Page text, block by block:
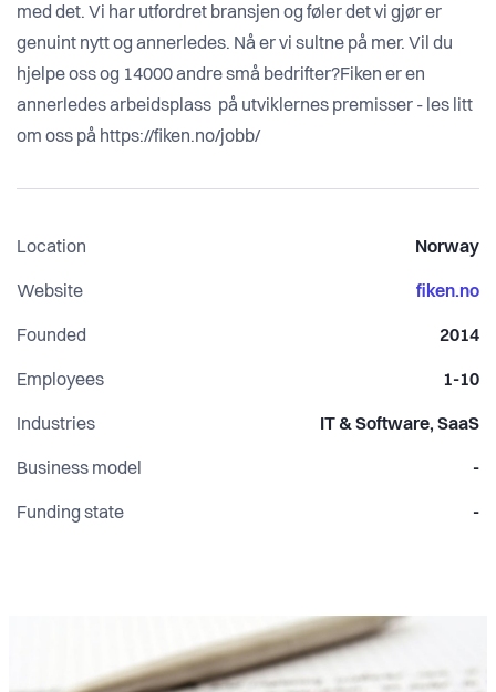
med det. Vi har utfordret bransjen og føler det vi gjør er
genuint nytt og annerledes. Nå er vi sultne på mer. Vil du
hjelpe oss og 14000 andre små bedrifter?Fiken er en
annerledes arbeidsplass på utviklernes premisser - les litt
om oss på https://fiken.no/jobb/
Location Norway
Website fiken.no
Founded 2014
Employees 1-10
Industries IT & Software, SaaS
Business model -
Funding state -